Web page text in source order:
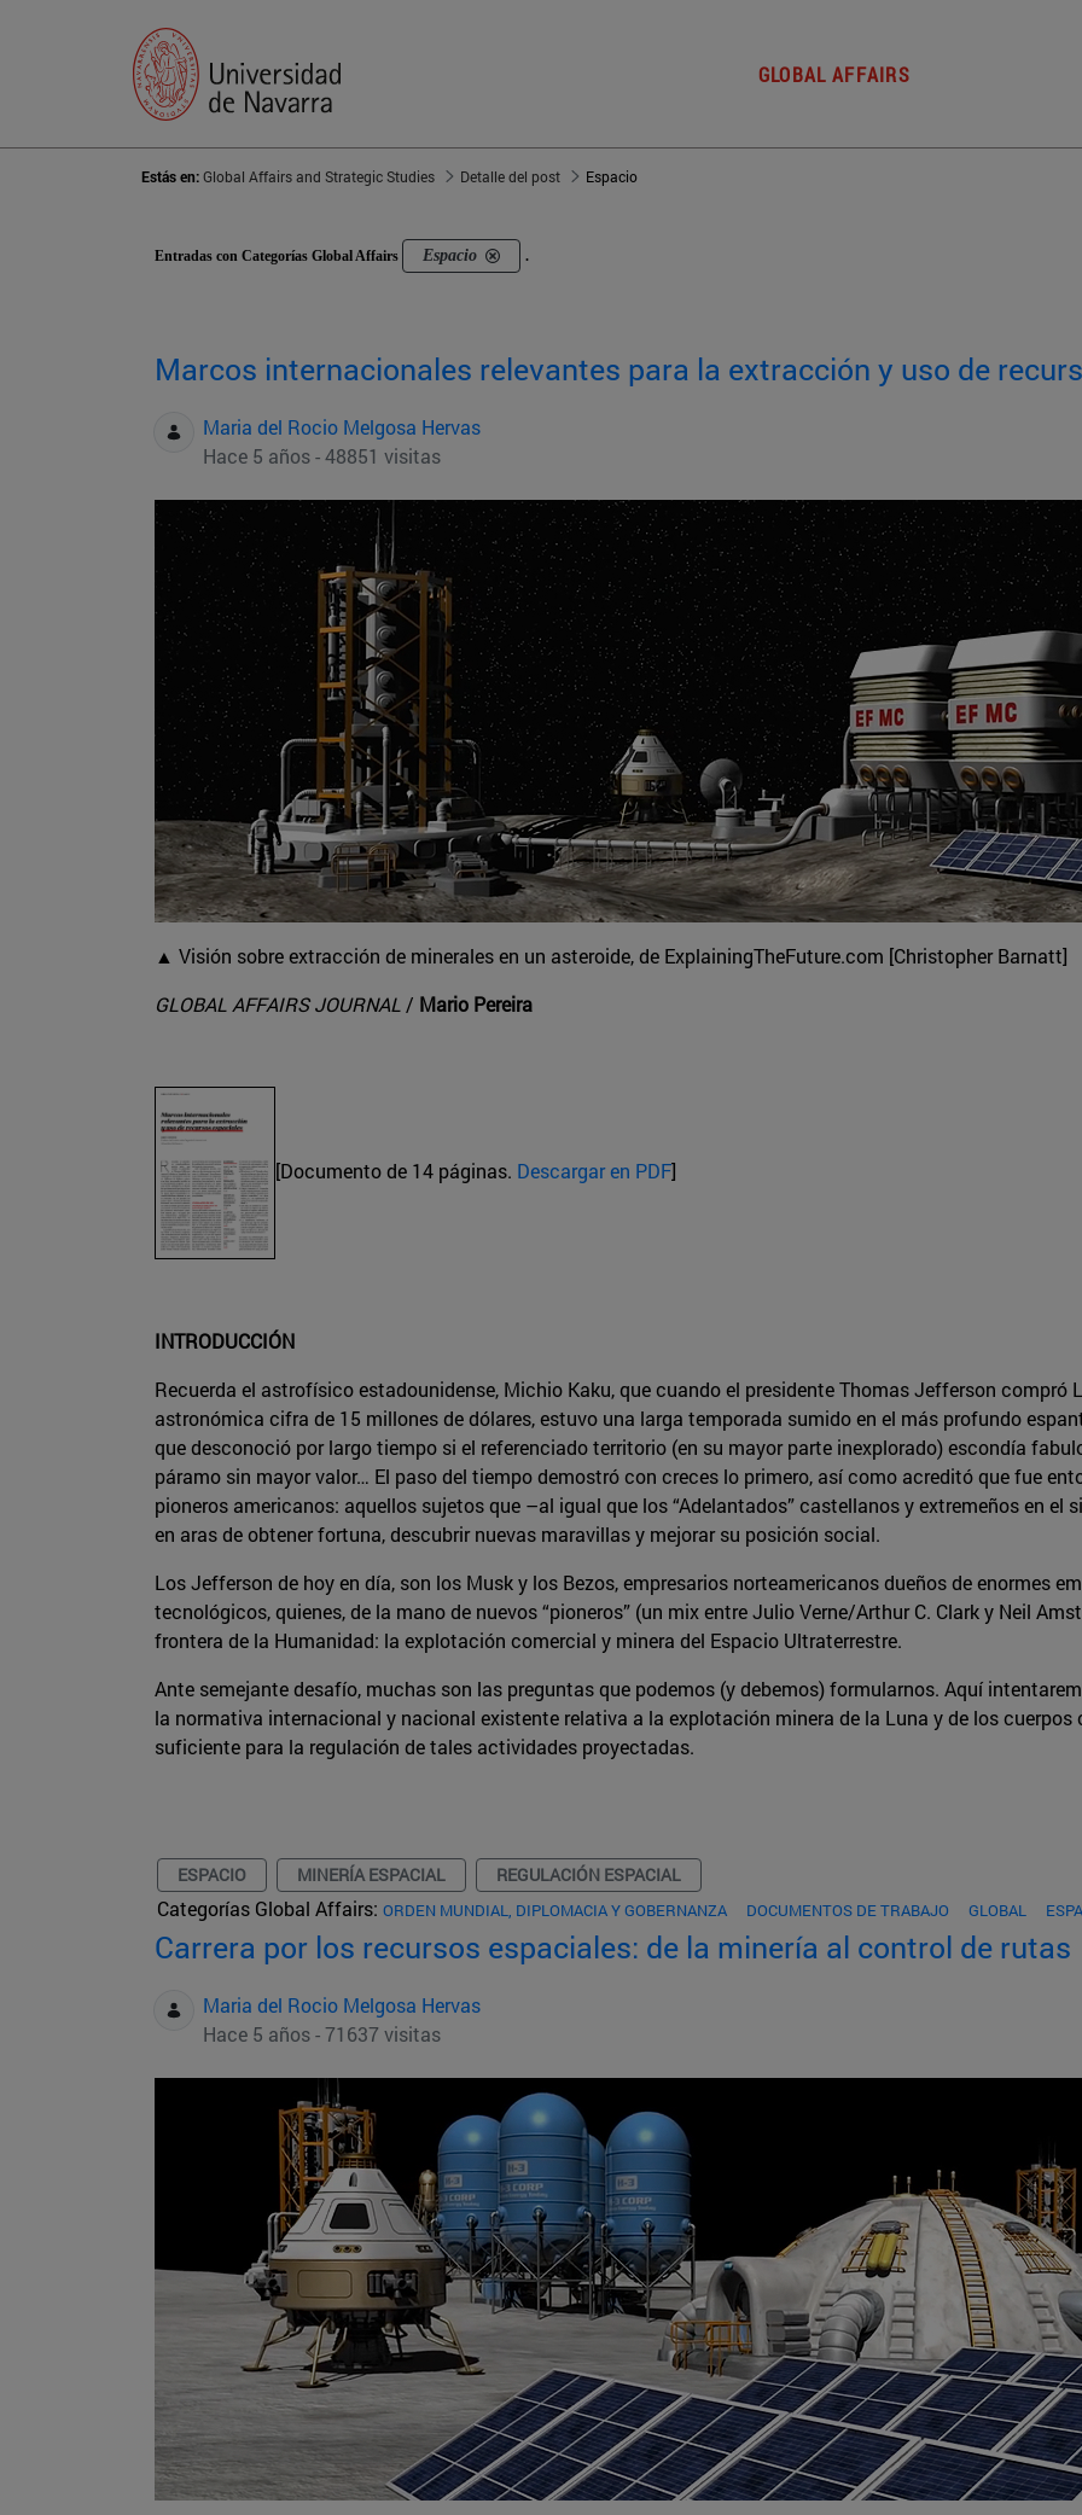
GLOBAL AFFAIRS
Estás en:Global Affairs and Strategic Studies Detalle del post Espacio
Entradas con Categorías Global Affairs Espacio .
Marcos internacionales relevantes para la extracción y uso de
Maria del Rocio Melgosa Hervas
Hace 5 años - 48851 visitas
▲ Visión sobre extracción de minerales en un asteroide, de ExplainingTheFuture.com [Christopher Barnatt]
GLOBAL AFFAIRS JOURNAL / Mario Pereira
[Documento de 14 páginas. Descargar en PDF]
INTRODUCCIÓN
Recuerda el astrofísico estadounidense, Michio Kaku, que cuando el presidente Thomas Jefferson compró
astronómica cifra de 15 millones de dólares, estuvo una larga temporada sumido en el más profundo
que desconoció por largo tiempo si el referenciado territorio (en su mayor parte inexplorado) escondía
páramo sin mayor valor… El paso del tiempo demostró con creces lo primero, así como acreditó que fue
pioneros americanos: aquellos sujetos que –al igual que los “Adelantados” castellanos y extremeños en
en aras de obtener fortuna, descubrir nuevas maravillas y mejorar su posición social.
Los Jefferson de hoy en día, son los Musk y los Bezos, empresarios norteamericanos dueños de enormes
tecnológicos, quienes, de la mano de nuevos “pioneros” (un mix entre Julio Verne/Arthur C. Clark y Neil
frontera de la Humanidad: la explotación comercial y minera del Espacio Ultraterrestre.
Ante semejante desafío, muchas son las preguntas que podemos (y debemos) formularnos. Aquí
la normativa internacional y nacional existente relativa a la explotación minera de la Luna y de los
suficiente para la regulación de tales actividades proyectadas.
ESPACIO MINERÍA ESPACIAL REGULACIÓN ESPACIAL
Categorías Global Affairs: ORDEN MUNDIAL, DIPLOMACIA Y GOBERNANZA DOCUMENTOS DE TRABAJO GLOBAL
Carrera por los recursos espaciales: de la minería al control de rutas
Maria del Rocio Melgosa Hervas
Hace 5 años - 71637 visitas